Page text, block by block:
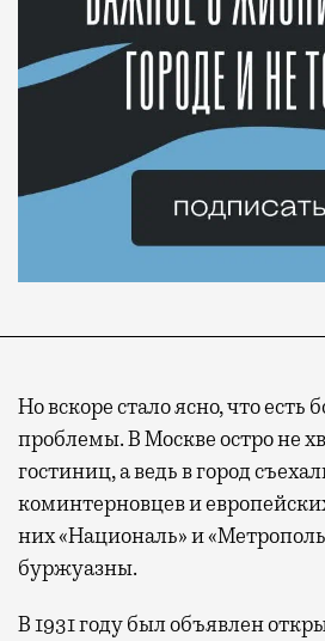
Но вскоре стало ясно, что есть
проблемы. В Москве остро не
гостиниц, а ведь в город
коминтерновцев и
них «Националь» и
буржуазны.
В 1931 году был объявлен